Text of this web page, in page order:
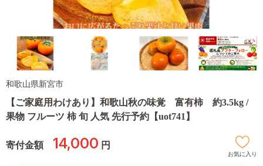
和歌山県新宮市
【ご家庭用わけあり】和歌山秋の味覚 富有柿 約3.5kg /
果物 フルーツ 柿 旬 人気 先行予約【uot741】
寄付金額 14,000 円
お気に入り